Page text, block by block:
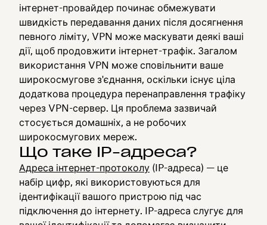
інтернет-провайдер починає обмежувати
швидкість передавання даних після досягнення
певного ліміту, VPN може маскувати деякі ваші
дії, щоб продовжити інтернет-трафік. Загалом
використання VPN може сповільнити ваше
широкосмугове з'єднання, оскільки існує ціла
додаткова процедура перенаправлення трафіку
через VPN-сервер. Ця проблема зазвичай
стосується домашніх, а не робочих
широкосмугових мереж.
Що таке IP-адреса?
Адреса інтернет-протоколу (IP-адреса) — це
набір цифр, які використовуються для
ідентифікації вашого пристрою під час
підключення до інтернету. IP-адреса слугує для